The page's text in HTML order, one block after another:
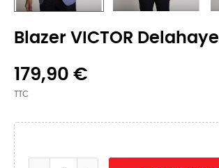
Blazer VICTOR Delahaye
179,90 €
TTC